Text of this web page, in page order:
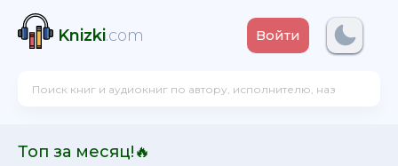
Knizki.com Войти
Топ за месяц!🔥